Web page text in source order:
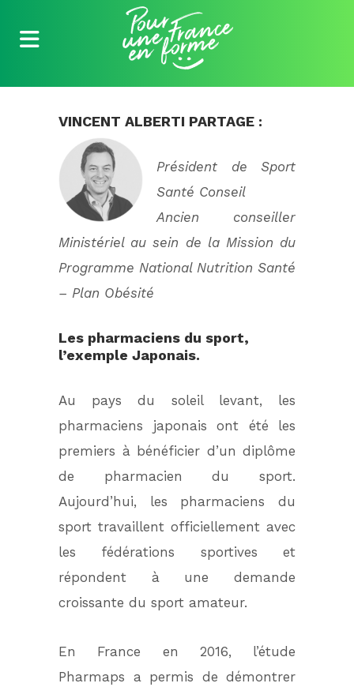
VINCENT ALBERTI PARTAGE :
Président de Sport
Santé Conseil
Ancien conseiller
Ministériel au sein de la Mission du
Programme National Nutrition Santé
– Plan Obésité
Les pharmaciens du sport,
l’exemple Japonais.
Au pays du soleil levant, les
pharmaciens japonais ont été les
premiers à bénéficier d’un diplôme
de pharmacien du sport.
Aujourd’hui, les pharmaciens du
sport travaillent officiellement avec
les fédérations sportives et
répondent à une demande
croissante du sport amateur.
En France en 2016, l’étude
Pharmaps a permis de démontrer